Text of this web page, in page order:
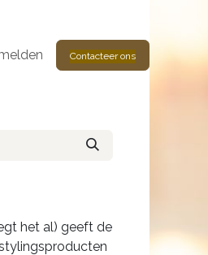
Contacteer ons
het al) geeft de